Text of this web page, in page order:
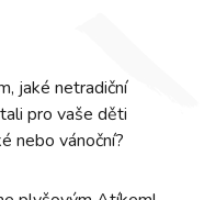
jaké netradiční
pro vaše děti
nebo vánoční?